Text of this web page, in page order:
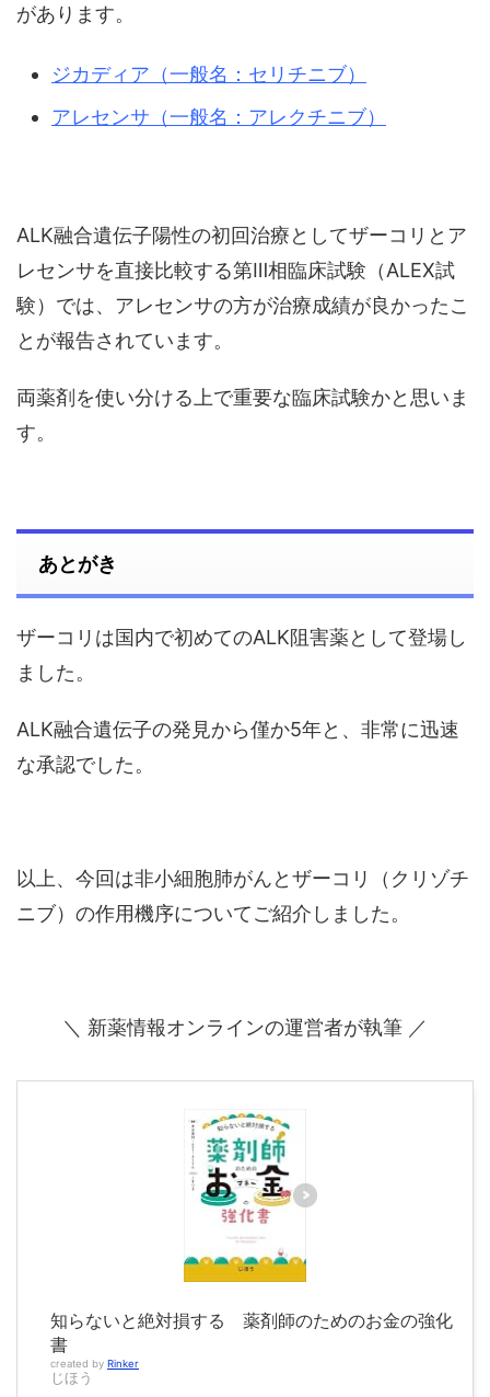
があります。
ジカディア（一般名：セリチニブ）
アレセンサ（一般名：アレクチニブ）
ALK融合遺伝子陽性の初回治療としてザーコリとア
レセンサを直接比較する第Ⅲ相臨床試験（ALEX試
験）では、アレセンサの方が治療成績が良かったこ
とが報告されています。
両薬剤を使い分ける上で重要な臨床試験かと思いま
す。
あとがき
ザーコリは国内で初めてのALK阻害薬として登場し
ました。
ALK融合遺伝子の発見から僅か5年と、非常に迅速
な承認でした。
以上、今回は非小細胞肺がんとザーコリ（クリゾチ
ニブ）の作用機序についてご紹介しました。
＼ 新薬情報オンラインの運営者が執筆 ／
知らないと絶対損する 薬剤師のためのお金の強化
書
created by Rinker
じほう